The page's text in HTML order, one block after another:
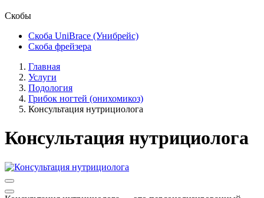
Скобы
Скоба UniBrace (Унибрейс)
Скоба фрейзера
Главная
Услуги
Подология
Грибок ногтей (онихомикоз)
Консультация нутрициолога
Консультация нутрициолога